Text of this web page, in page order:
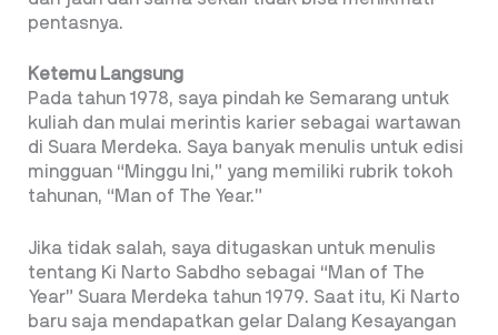
pentasnya.
Ketemu Langsung
Pada tahun 1978, saya pindah ke Semarang untuk
kuliah dan mulai merintis karier sebagai wartawan
di Suara Merdeka. Saya banyak menulis untuk edisi
mingguan “Minggu Ini,” yang memiliki rubrik tokoh
tahunan, “Man of The Year.”
Jika tidak salah, saya ditugaskan untuk menulis
tentang Ki Narto Sabdho sebagai “Man of The
Year” Suara Merdeka tahun 1979. Saat itu, Ki Narto
baru saja mendapatkan gelar Dalang Kesayangan